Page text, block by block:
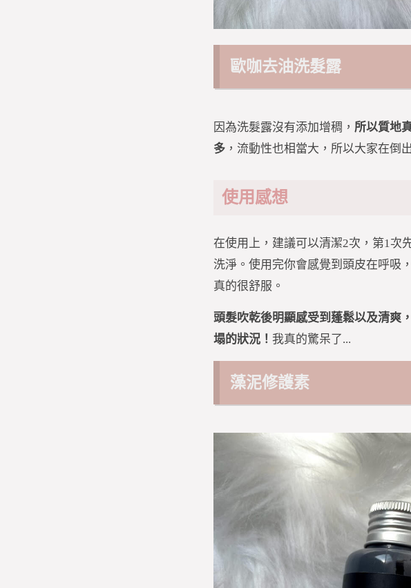
歐咖去油洗髮露
因為洗髮露沒有添加增稠， 所以質地
多 ，流動性也相當大，所以大家在倒
使用感想
在使用上，建議可以清潔2次，第1次
洗淨。使用完你會感覺到頭皮在呼吸
真的很舒服。
頭髮吹乾後明顯感受到蓬鬆以及清爽
塌的狀況！我真的驚呆了...
藻泥修護素